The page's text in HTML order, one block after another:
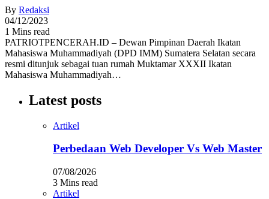
By Redaksi
04/12/2023
1 Mins read
PATRIOTPENCERAH.ID – Dewan Pimpinan Daerah Ikatan
Mahasiswa Muhammadiyah (DPD IMM) Sumatera Selatan secara
resmi ditunjuk sebagai tuan rumah Muktamar XXXII Ikatan
Mahasiswa Muhammadiyah…
Latest posts
Artikel
Perbedaan Web Developer Vs Web Master
07/08/2026
3 Mins read
Artikel